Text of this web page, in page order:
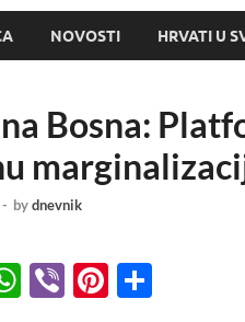
NOVOSTI HRVATI U
Bosna:
- bydnevnik
W Vi Pi